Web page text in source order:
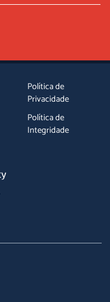
Política de
Privacidade
Política de
Integridade